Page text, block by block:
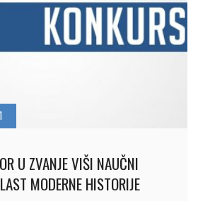
U ZVANJE VIŠI NAUČNI
MODERNE HISTORIJE